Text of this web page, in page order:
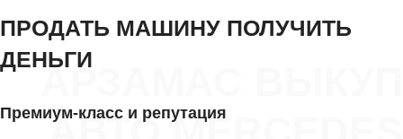
АРЗАМАС ВЫКУП
ПРОДАТЬ МАШИНУ ПОЛУЧИТЬ
ДЕНЬГИ
Премиум-класс и репутация